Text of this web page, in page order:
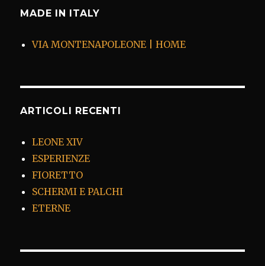
MADE IN ITALY
VIA MONTENAPOLEONE | HOME
ARTICOLI RECENTI
LEONE XIV
ESPERIENZE
FIORETTO
SCHERMI E PALCHI
ETERNE